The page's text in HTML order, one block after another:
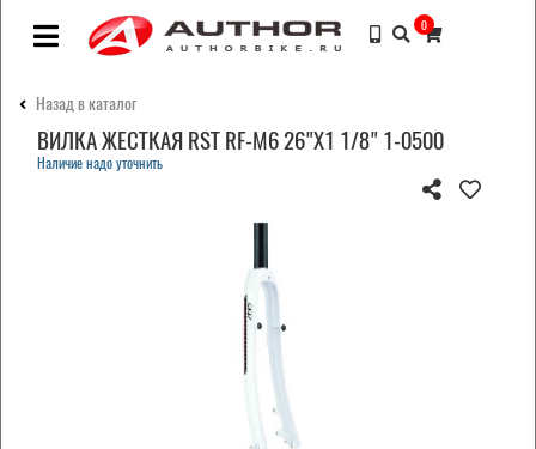
0
Назад в каталог
ВИЛКА ЖЕСТКАЯ RST RF-M6 26"Х1 1/8" 1-0500
Наличие надо уточнить